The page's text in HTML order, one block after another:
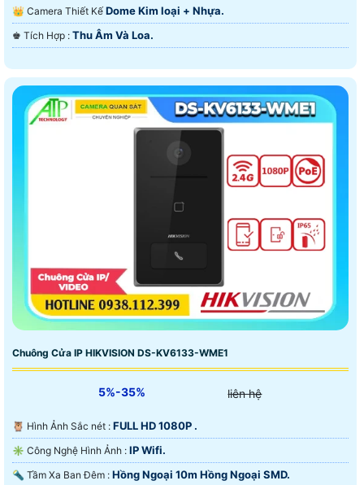
👑 Camera Thiết Kế Dome Kim loại + Nhựa.
️♚ Tích Hợp : Thu Âm Và Loa.
Chuông Cửa IP HIKVISION DS-KV6133-WME1
5%-35% liên hệ
🦉 Hình Ảnh Sắc nét : FULL HD 1080P .
✳️ Công Nghệ Hình Ảnh : IP Wifi.
🔦 Tầm Xa Ban Đêm : Hồng Ngoại 10m Hồng Ngoại SMD.